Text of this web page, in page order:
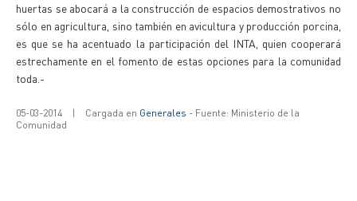
huertas se abocará a la construcción de espacios demostrativos no
sólo en agricultura, sino también en avicultura y producción porcina,
es que se ha acentuado la participación del INTA, quien cooperará
estrechamente en el fomento de estas opciones para la comunidad
toda.-
05-03-2014 | Cargada en Generales - Fuente: Ministerio de la
Comunidad